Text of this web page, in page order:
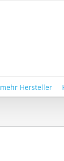
mehr Hersteller